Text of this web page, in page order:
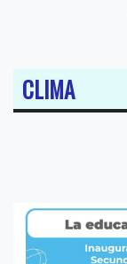
CLIMA